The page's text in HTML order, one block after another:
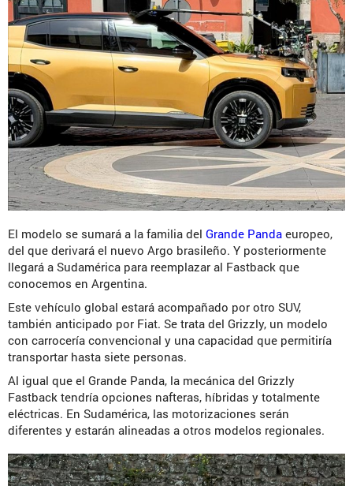
El modelo se sumará a la familia del Grande Panda europeo,
del que derivará el nuevo Argo brasileño. Y posteriormente
llegará a Sudamérica para reemplazar al Fastback que
conocemos en Argentina.
Este vehículo global estará acompañado por otro SUV,
también anticipado por Fiat. Se trata del Grizzly, un modelo
con carrocería convencional y una capacidad que permitiría
transportar hasta siete personas.
Al igual que el Grande Panda, la mecánica del Grizzly
Fastback tendría opciones nafteras, híbridas y totalmente
eléctricas. En Sudamérica, las motorizaciones serán
diferentes y estarán alineadas a otros modelos regionales.